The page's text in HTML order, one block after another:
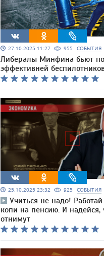
27.10.2025 11:27 955 СОБЫТИЯ
Либералы Минфина бьют
эффективней
25.10.2025 23:32 925 СОБЫТИЯ
Учиться не надо! Работай
копи на пенсию. И надейся,
отнимут